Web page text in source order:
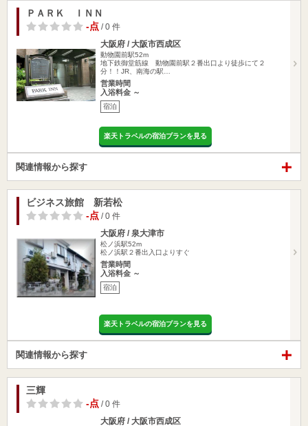
ＰＡＲＫ ＩＮＮ
-点 / 0 件
大阪府 / 大阪市西成区
動物園前駅52m
地下鉄御堂筋線 動物園前駅２番出口より徒歩にて２
分！！JR、南海の駅…
営業時間
入浴料金 ～
宿泊
楽天トラベルの宿泊プランを見る
関連情報から探す
ビジネス旅館 新若松
-点 / 0 件
大阪府 / 泉大津市
松ノ浜駅52m
松ノ浜駅２番出入口よりすぐ
営業時間
入浴料金 ～
宿泊
楽天トラベルの宿泊プランを見る
関連情報から探す
三輝
-点 / 0 件
大阪府 / 大阪市西成区